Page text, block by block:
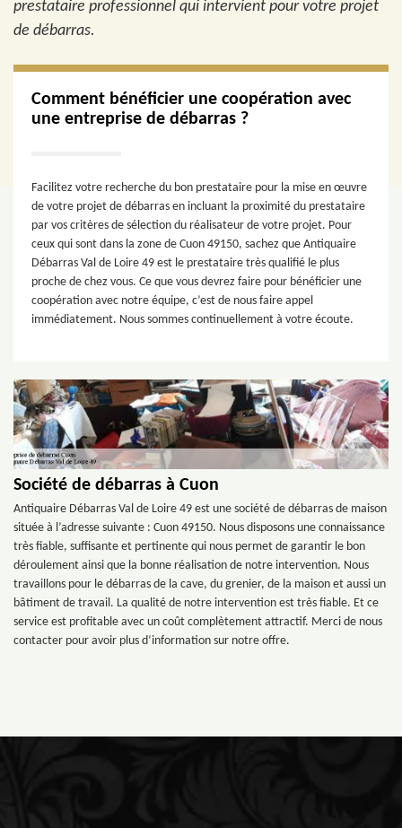
prestataire professionnel qui intervient pour votre projet
de débarras.
Comment bénéficier une coopération avec
une entreprise de débarras ?
Facilitez votre recherche du bon prestataire pour la mise en œuvre
de votre projet de débarras en incluant la proximité du prestataire
par vos critères de sélection du réalisateur de votre projet. Pour
ceux qui sont dans la zone de Cuon 49150, sachez que Antiquaire
Débarras Val de Loire 49 est le prestataire très qualifié le plus
proche de chez vous. Ce que vous devrez faire pour bénéficier une
coopération avec notre équipe, c’est de nous faire appel
immédiatement. Nous sommes continuellement à votre écoute.
Société de débarras à Cuon
Antiquaire Débarras Val de Loire 49 est une société de débarras de maison
située à l’adresse suivante : Cuon 49150. Nous disposons une connaissance
très fiable, suffisante et pertinente qui nous permet de garantir le bon
déroulement ainsi que la bonne réalisation de notre intervention. Nous
travaillons pour le débarras de la cave, du grenier, de la maison et aussi un
bâtiment de travail. La qualité de notre intervention est très fiable. Et ce
service est profitable avec un coût complètement attractif. Merci de nous
contacter pour avoir plus d’information sur notre offre.